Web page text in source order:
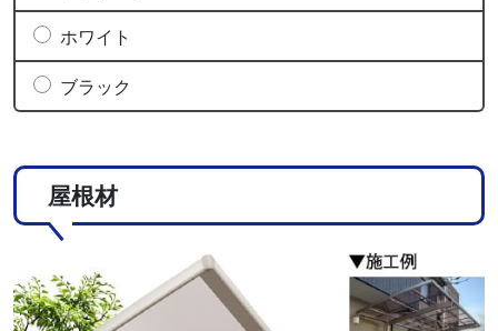
ホワイト
ブラック
屋根材